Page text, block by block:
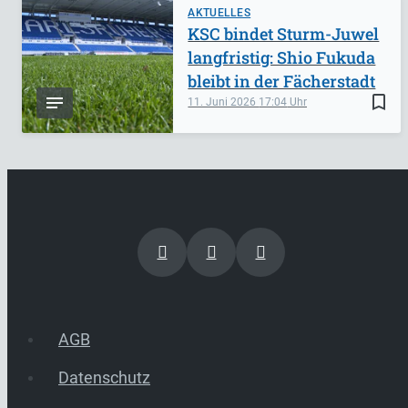
AKTUELLES
bookmark_border
11. Juni 2026 17:04
KSC bindet Sturm-Juwel
langfristig: Shio Fukuda
bleibt in der Fächerstadt
AGB
Datenschutz